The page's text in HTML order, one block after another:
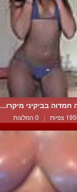
חמדוה בביקיני מיקרו...
צפיות | 0 המלצות